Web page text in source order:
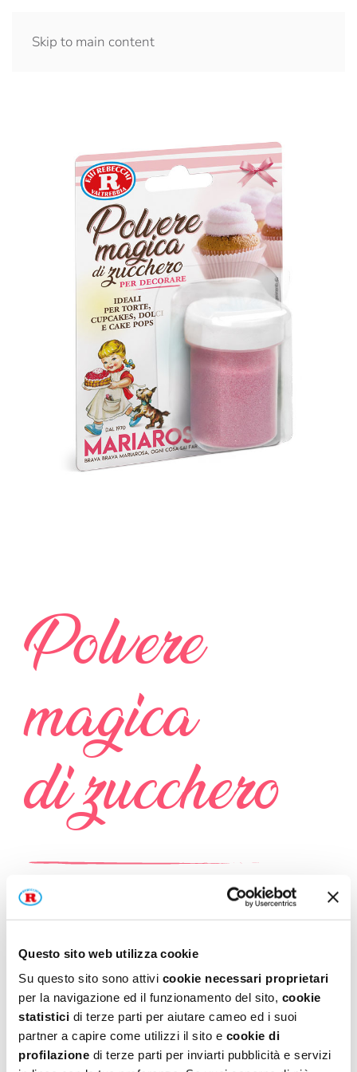
Questo sito web utilizza cookie
Su questo sito sono attivi cookie necessari proprietari
per la navigazione ed il funzionamento del sito, cookie
statistici di terze parti per aiutare cameo ed i suoi
partner a capire come utilizzi il sito e cookie di
profilazione di terze parti per inviarti pubblicità e servizi
Skip to main content
Polvere
magica
di zucchero
È di zucchero la polvere,
un soffio leggero,
che della luce va a cogliere
i giochi e il mistero.
Così risultano decorati
creme, dessert e gelati.